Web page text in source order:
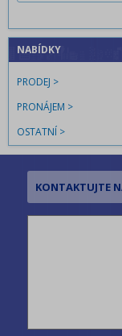
NABÍDKY
PRODEJ
PRONÁJEM
OSTATNÍ